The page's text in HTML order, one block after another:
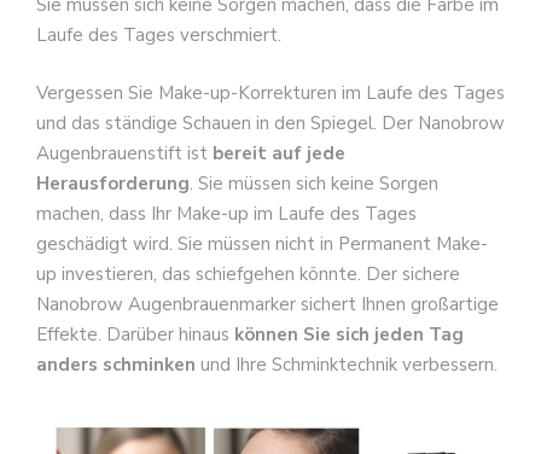
Sie müssen sich keine Sorgen machen, dass die Farbe im
Laufe des Tages verschmiert.
Vergessen Sie Make-up-Korrekturen im Laufe des Tages
und das ständige Schauen in den Spiegel. Der Nanobrow
Augenbrauenstift ist bereit auf jede
Herausforderung. Sie müssen sich keine Sorgen
machen, dass Ihr Make-up im Laufe des Tages
geschädigt wird. Sie müssen nicht in Permanent Make-
up investieren, das schiefgehen könnte. Der sichere
Nanobrow Augenbrauenmarker sichert Ihnen großartige
Effekte. Darüber hinaus können Sie sich jeden Tag
anders schminken und Ihre Schminktechnik verbessern.